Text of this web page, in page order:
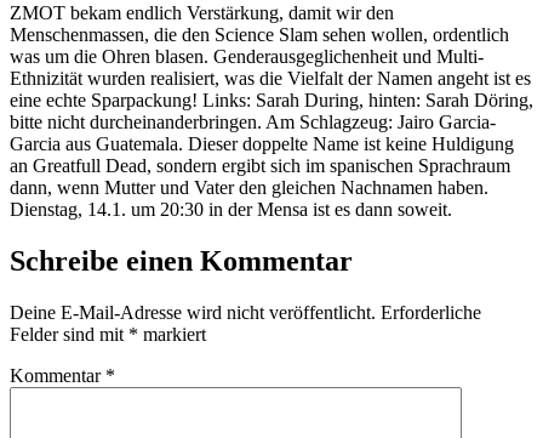
ZMOT bekam endlich Verstärkung, damit wir den
Menschenmassen, die den Science Slam sehen wollen, ordentlich
was um die Ohren blasen. Genderausgeglichenheit und Multi-
Ethnizität wurden realisiert, was die Vielfalt der Namen angeht ist es
eine echte Sparpackung! Links: Sarah During, hinten: Sarah Döring,
bitte nicht durcheinanderbringen. Am Schlagzeug: Jairo Garcia-
Garcia aus Guatemala. Dieser doppelte Name ist keine Huldigung
an Greatfull Dead, sondern ergibt sich im spanischen Sprachraum
dann, wenn Mutter und Vater den gleichen Nachnamen haben.
Dienstag, 14.1. um 20:30 in der Mensa ist es dann soweit.
Schreibe einen Kommentar
Deine E-Mail-Adresse wird nicht veröffentlicht. Erforderliche
Felder sind mit * markiert
Kommentar *